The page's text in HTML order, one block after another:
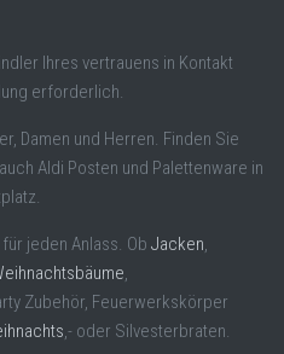
Ihres vertrauens in Kontakt
erforderlich.
Damen und Herren. Finden Sie
Aldi Posten und Palettenware in
jeden Anlass. Ob Jacken,
,
Zubehör, Feuerwerkskörper
,- oder Silvesterbraten.